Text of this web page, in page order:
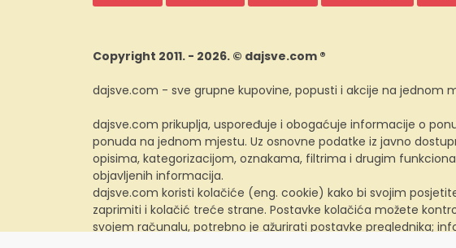
Copyright 2011. - 2026. © dajsve.com ®
dajsve.com - sve grupne kupovine, popusti i akcije na jednom
dajsve.com prikuplja, uspoređuje i obogaćuje informacije o
ponuda na jednom mjestu. Uz osnovne podatke iz javno
opisima, kategorizacijom, oznakama, filtrima i drugim
objavljenih informacija.
dajsve.com koristi kolačiće (eng. cookie) kako bi svojim
zaprimiti i kolačić treće strane. Postavke kolačića možete
svojem računalu, potrebno je ažurirati postavke preglednika;